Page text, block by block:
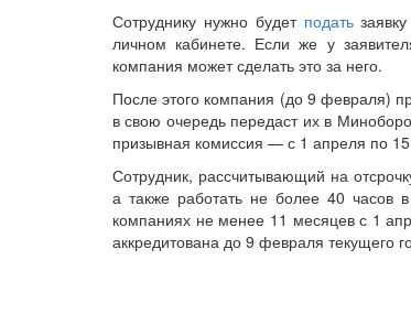
Сотруднику нужно будет подать
личном кабинете. Если же у
компания может сделать это за него.
После этого компания (до 9 февраля)
в свою очередь передаст их в
призывная комиссия — с 1 апреля по
Сотрудник, рассчитывающий на
а также работать не более 40 часов
компаниях не менее 11 месяцев с 1
аккредитована до 9 февраля текущего